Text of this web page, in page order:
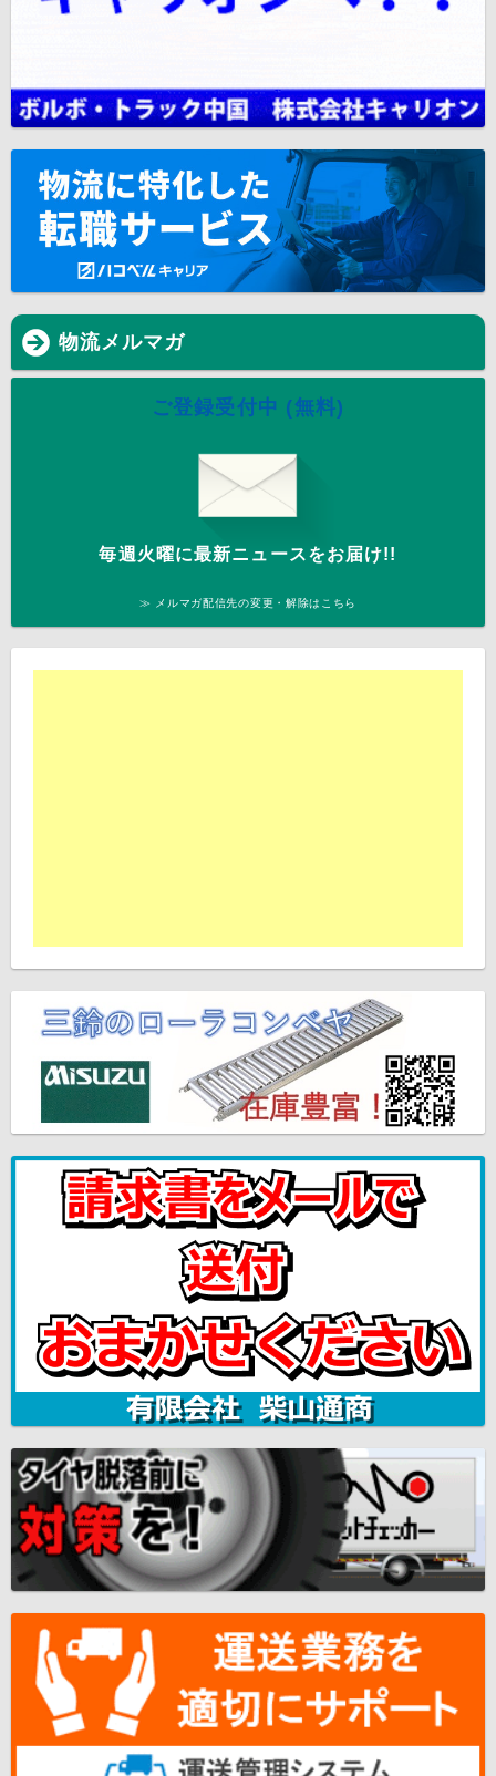
物流メルマガ
ご登録受付中 (無料)
毎週火曜に最新ニュースをお届け!!
≫ メルマガ配信先の変更・解除はこちら